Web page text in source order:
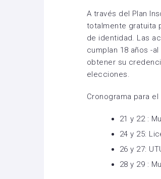
A través del Plan
totalmente gratuita
de identidad. Las
cumplan 18 años -
obtener su
elecciones.
Cronograma para
21 y 22 :
24 y 25:
26 y 27:
28 y 29 :